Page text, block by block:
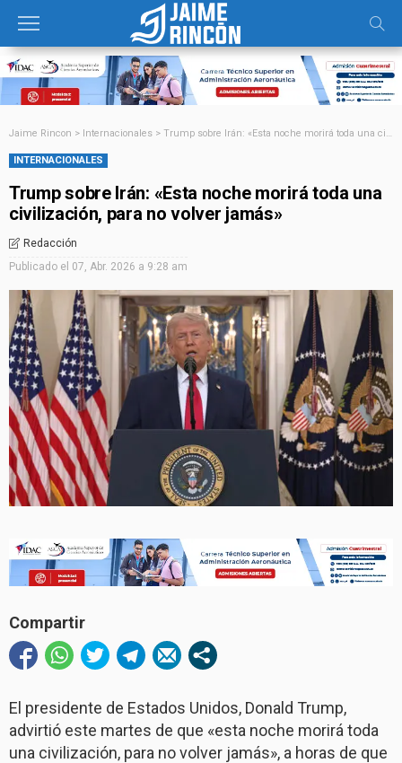
Jaime Rincon > Internacionales > Trump sobre Irán: «Esta noche morirá toda una civilización, para no volver jamás»
INTERNACIONALES
Trump sobre Irán: «Esta noche morirá toda una
civilización, para no volver jamás»
Redacción
Publicado el 07, Abr. 2026 a 9:28 am
Compartir
El presidente de Estados Unidos, Donald Trump,
advirtió este martes de que «esta noche morirá toda
una civilización, para no volver jamás», a horas de que